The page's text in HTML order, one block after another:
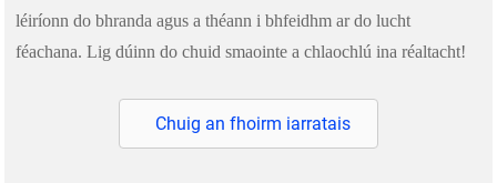
léiríonn do bhranda agus a théann i bhfeidhm ar do lucht
féachana. Lig dúinn do chuid smaointe a chlaochlú ina réaltacht!
Chuig an fhoirm iarratais